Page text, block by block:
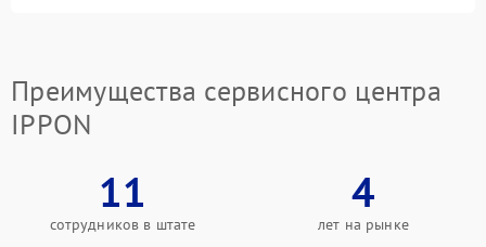
Преимущества сервисного центра
IPPON
11
сотрудников в штате
4
лет на рынке